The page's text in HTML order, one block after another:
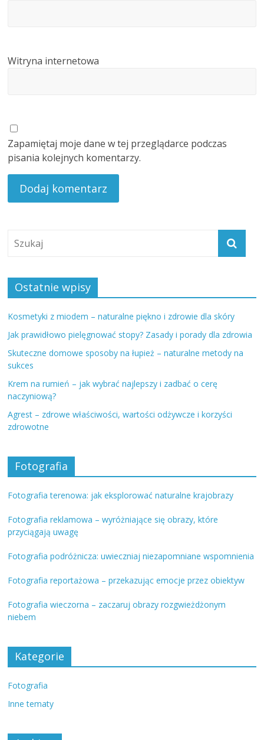
Witryna internetowa
Zapamiętaj moje dane w tej przeglądarce podczas
pisania kolejnych komentarzy.
Ostatnie wpisy
Kosmetyki z miodem – naturalne piękno i zdrowie dla skóry
Jak prawidłowo pielęgnować stopy? Zasady i porady dla zdrowia
Skuteczne domowe sposoby na łupież – naturalne metody na
sukces
Krem na rumień – jak wybrać najlepszy i zadbać o cerę
naczyniową?
Agrest – zdrowe właściwości, wartości odżywcze i korzyści
zdrowotne
Fotografia
Fotografia terenowa: jak eksplorować naturalne krajobrazy
Fotografia reklamowa – wyróżniające się obrazy, które
przyciągają uwagę
Fotografia podróżnicza: uwieczniaj niezapomniane wspomnienia
Fotografia reportażowa – przekazując emocje przez obiektyw
Fotografia wieczorna – zaczaruj obrazy rozgwieżdżonym
niebem
Kategorie
Fotografia
Inne tematy